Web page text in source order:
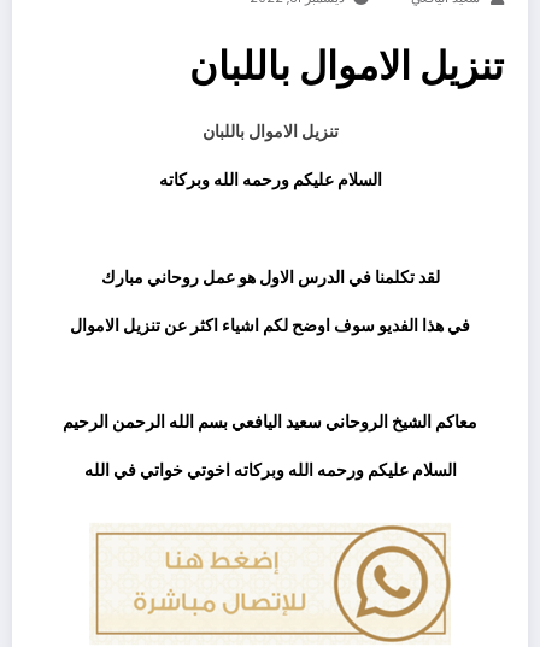
تنزيل الاموال باللبان
تنزيل الاموال باللبان
السلام عليكم ورحمه الله وبركاته
لقد تكلمنا في الدرس الاول هو عمل روحاني مبارك
في هذا الفديو سوف اوضح لكم اشياء اكثر عن تنزيل الاموال
معاكم الشيخ الروحاني سعيد اليافعي بسم الله الرحمن الرحيم
السلام عليكم ورحمه الله وبركاته اخوتي خواتي في الله